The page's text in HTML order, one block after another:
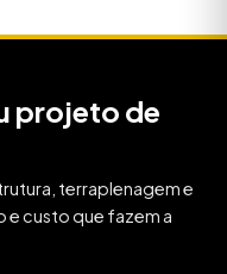
projeto de
terraplenagem e
custo que fazem a